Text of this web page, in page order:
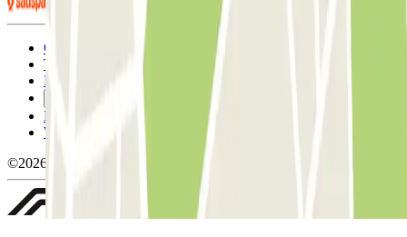
Condizioni contrattuali e di utilizzo
Termini di cancellazione
Politica sui cookies
Politica sulla privacy
Whistleblowing
©2026 Parclick. Tutti i diritti riservati